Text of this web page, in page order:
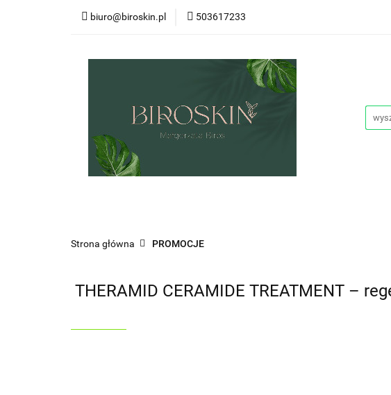
biuro@biroskin.pl 503617233
ZESTAWY CIAŁO
MARKI
KREMY POD OCZY
USTA OCHRONA
Strona główna PROMOCJE
THERAMID CERAMIDE TREATMENT –